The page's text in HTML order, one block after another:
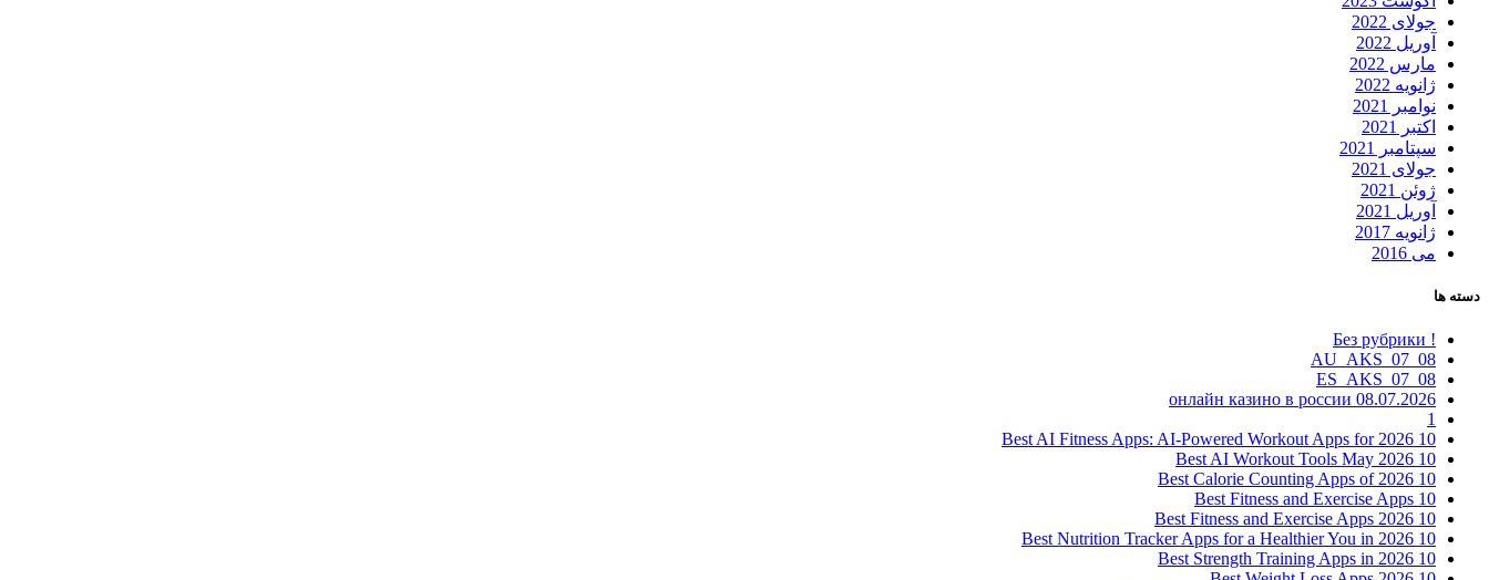
جولای 2022
آوریل 2022
مارس 2022
ژانویه 2022
نوامبر 2021
اکتبر 2021
سپتامبر 2021
جولای 2021
ژوئن 2021
آوریل 2021
ژانویه 2017
می 2016
دسته ها
! Без рубрики
08_07_AU_AKS
08_07_ES_AKS
08.07.2026 онлайн казино в россии
1
10 Best AI Fitness Apps: AI-Powered Workout Apps for 2026
10 Best AI Workout Tools May 2026
10 Best Calorie Counting Apps of 2026
10 Best Fitness and Exercise Apps
10 Best Fitness and Exercise Apps 2026
10 Best Nutrition Tracker Apps for a Healthier You in 2026
10 Best Strength Training Apps in 2026